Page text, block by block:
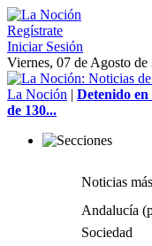
Regístrate
Iniciar Sesión
Viernes, 07 de Agosto
La Noción | Detenido
de 130...
Noticias
Andalucía
Sociedad